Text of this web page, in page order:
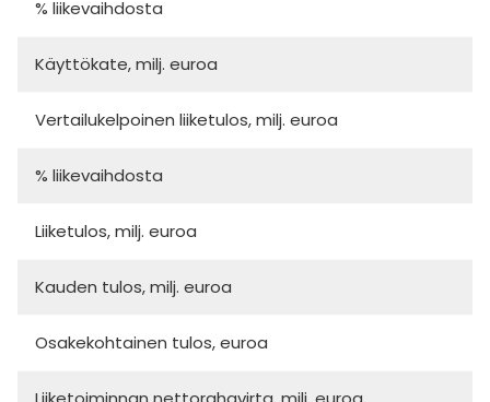
% liikevaihdosta
Käyttökate, milj. euroa
Vertailukelpoinen liiketulos, milj. euroa
% liikevaihdosta
Liiketulos, milj. euroa
Kauden tulos, milj. euroa
Osakekohtainen tulos, euroa